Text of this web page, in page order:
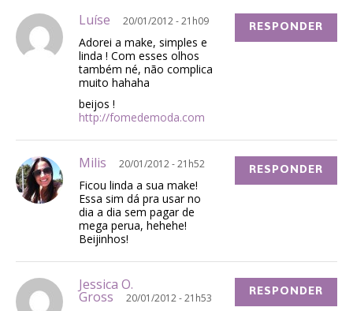
Luíse 20/01/2012 - 21h09
Adorei a make, simples e
linda ! Com esses olhos
também né, não complica
muito hahaha
beijos !
http://fomedemoda.com
RESPONDER
Milis 20/01/2012 - 21h52
Ficou linda a sua make!
Essa sim dá pra usar no
dia a dia sem pagar de
mega perua, hehehe!
Beijinhos!
RESPONDER
Jessica O.
Gross 20/01/2012 - 21h53 RESPONDER